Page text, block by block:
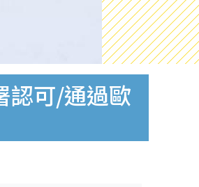
認可/通過歐